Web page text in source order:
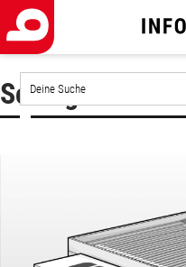
der
Website
Schlagwort :